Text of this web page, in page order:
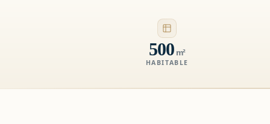
500 m²
HABITABLE